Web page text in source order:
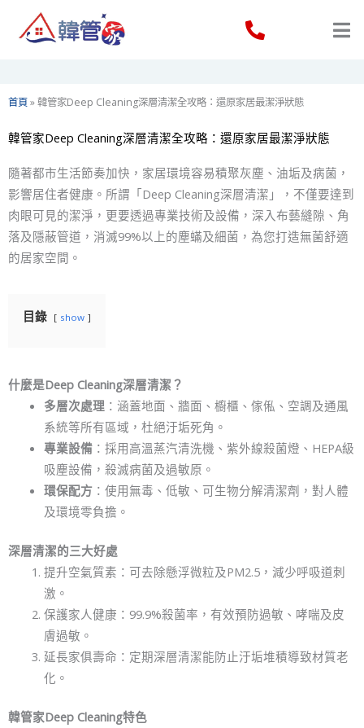
首頁»韓管家Deep Cleaning深層清潔全攻略：還原家居最潔淨狀態
韓管家Deep Cleaning深層清潔全攻略：還原家居最潔淨狀態
隨著都市生活節奏加快，家居環境容易積聚灰塵、油垢及病菌，
影響居住者健康。所謂「Deep Cleaning深層清潔」，不僅要達到
肉眼可見的潔淨，更要透過專業技術及設備，深入布藝縫隙、角
落及隱蔽管道，消滅99%以上的塵蟎及細菌，為您打造無菌舒適
的居家空間。
目錄 show
什麼是Deep Cleaning深層清潔？
多層次處理：涵蓋地面、牆面、櫥櫃、傢俬、空調及通風
系統等所有區域，杜絕汙垢死角。
專業設備：採用高溫蒸汽清洗機、紫外線殺菌燈、HEPA級
吸塵設備，殺滅病菌及過敏原。
環保配方：使用無毒、低敏、可生物分解清潔劑，對人體
及環境零負擔。
深層清潔的三大好處
提升空氣質素：可去除懸浮微粒及PM2.5，減少呼吸道刺
激。
保護家人健康：99.9%殺菌率，有效預防過敏、哮喘及皮
膚過敏。
延長家俱壽命：定期深層清潔能防止汙垢堆積導致材質老
化。
韓管家Deep Cleaning特色